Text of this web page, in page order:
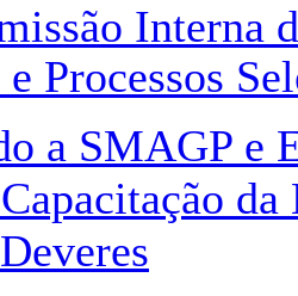
Interna
Processos
a SMAGP e